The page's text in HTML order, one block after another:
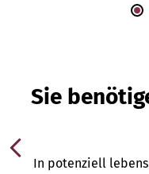
Sie
In potenziell